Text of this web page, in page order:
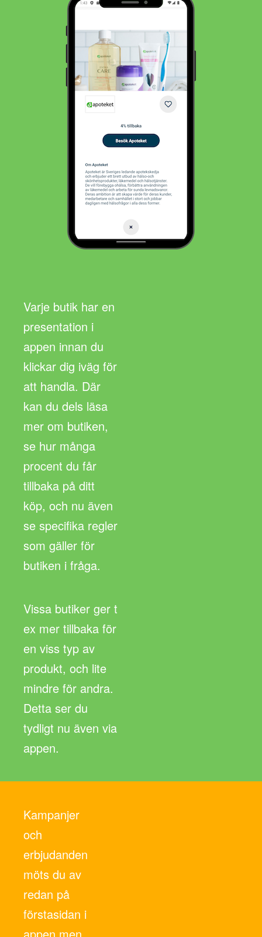
Varje butik har en
presentation i
appen innan du
klickar dig iväg för
att handla. Där
kan du dels läsa
mer om butiken,
se hur många
procent du får
tillbaka på ditt
köp, och nu även
se specifika regler
som gäller för
butiken i fråga.
Vissa butiker ger t
ex mer tillbaka för
en viss typ av
produkt, och lite
mindre för andra.
Detta ser du
tydligt nu även via
appen.
Kampanjer
och
erbjudanden
möts du av
redan på
förstasidan i